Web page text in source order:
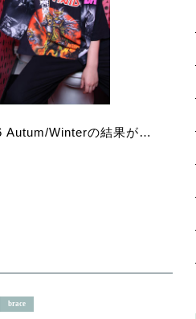
Autum/Winterの結果が…
brace